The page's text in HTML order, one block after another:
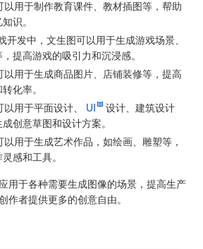
用于制作教育课件、教材插图等，帮助
识。
开发中，文生图可以用于生成游戏场景、
提高游戏的吸引力和沉浸感。
以用于生成商品图片、店铺装修等，提高
化率。
用于平面设计、
UI
设计、建筑设计
创意草图和设计方案。
用于生成艺术作品，如绘画、雕塑等，
感和工具。
用于各种需要生成图像的场景，提高生产
作者提供更多的创意自由。